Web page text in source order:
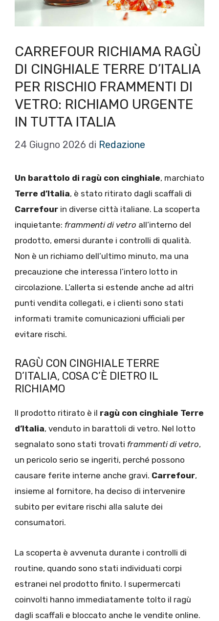
CARREFOUR RICHIAMA RAGÙ
DI CINGHIALE TERRE D’ITALIA
PER RISCHIO FRAMMENTI DI
VETRO: RICHIAMO URGENTE
IN TUTTA ITALIA
24 Giugno 2026 di Redazione
Un barattolo di ragù con cinghiale, marchiato
Terre d’Italia, è stato ritirato dagli scaffali di
Carrefour in diverse città italiane. La scoperta
inquietante: frammenti di vetro all’interno del
prodotto, emersi durante i controlli di qualità.
Non è un richiamo dell’ultimo minuto, ma una
precauzione che interessa l’intero lotto in
circolazione. L’allerta si estende anche ad altri
punti vendita collegati, e i clienti sono stati
informati tramite comunicazioni ufficiali per
evitare rischi.
RAGÙ CON CINGHIALE TERRE
D’ITALIA, COSA C’È DIETRO IL
RICHIAMO
Il prodotto ritirato è il ragù con cinghiale Terre
d’Italia, venduto in barattoli di vetro. Nel lotto
segnalato sono stati trovati frammenti di vetro,
un pericolo serio se ingeriti, perché possono
causare ferite interne anche gravi. Carrefour,
insieme al fornitore, ha deciso di intervenire
subito per evitare rischi alla salute dei
consumatori.
La scoperta è avvenuta durante i controlli di
routine, quando sono stati individuati corpi
estranei nel prodotto finito. I supermercati
coinvolti hanno immediatamente tolto il ragù
dagli scaffali e bloccato anche le vendite online.